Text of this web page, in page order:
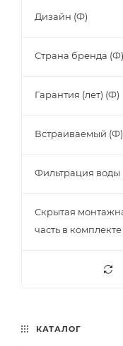
Дизайн (Ф)
Страна бренда (Ф)
Гарантия (лет) (Ф)
Встраиваемый (Ф)
Фильтрация воды
Скрытая
часть в
КАТАЛОГ